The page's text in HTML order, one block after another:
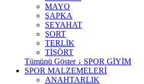
MAYO
ŞAPKA
SEYAHAT
ŞORT
TERLİK
TİŞÖRT
Tümünü Göster ↓ SPOR GİYİM
SPOR MALZEMELERİ
ANAHTARLIK